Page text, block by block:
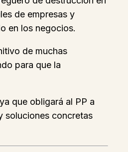
de empresas y
en los negocios.
de muchas
para que la
que obligará al PP a
soluciones concretas